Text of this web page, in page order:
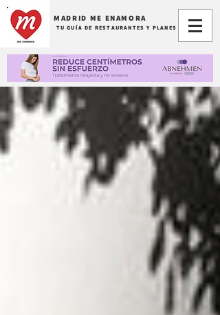
MADRID ME ENAMORA
TU GUÍA DE RESTAURANTES Y PLANES